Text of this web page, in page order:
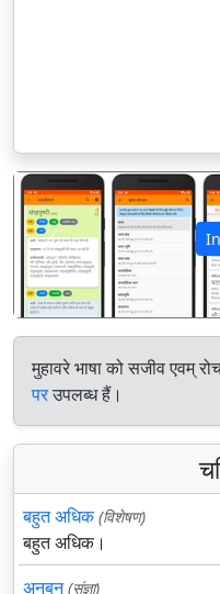
पिछला
मुहावरे भाषा को सजीव एवम्
परउपलब्ध हैं।
बहुत अधिक (विशेषण)
बहुत अधिक।
अनबन (संज्ञा)